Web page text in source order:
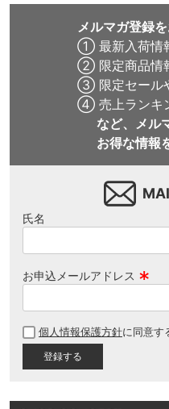
メルマガ登録
① 最新入荷情
② 限定商品情
③ 限定セール
④ 売上ランキ
など、メル
お得な情報
氏名
お申込メールアドレス
須
個人情報保護方針に同意す